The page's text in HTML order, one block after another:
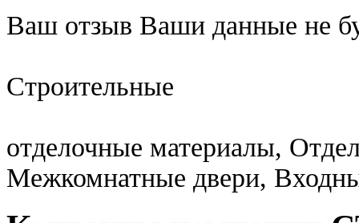
Ваш отзыв Ваши данные не
Строительные
отделочные материалы,
Межкомнатные двери,